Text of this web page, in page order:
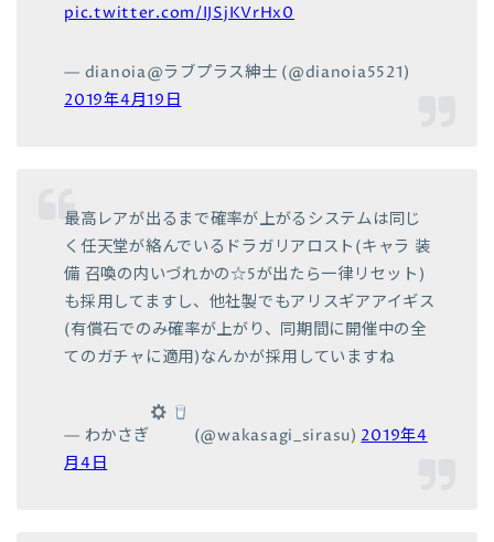
pic.twitter.com/IJSjKVrHx0
— dianoia@ラブプラス紳士 (@dianoia5521)
2019年4月19日
最高レアが出るまで確率が上がるシステムは同じ
く任天堂が絡んでいるドラガリアロスト(キャラ 装
備 召喚の内いづれかの☆5が出たら一律リセット)
も採用してますし、他社製でもアリスギアアイギス
(有償石でのみ確率が上がり、同期間に開催中の全
てのガチャに適用)なんかが採用していますね
— わかさぎ (@wakasagi_sirasu)2019年4
月4日